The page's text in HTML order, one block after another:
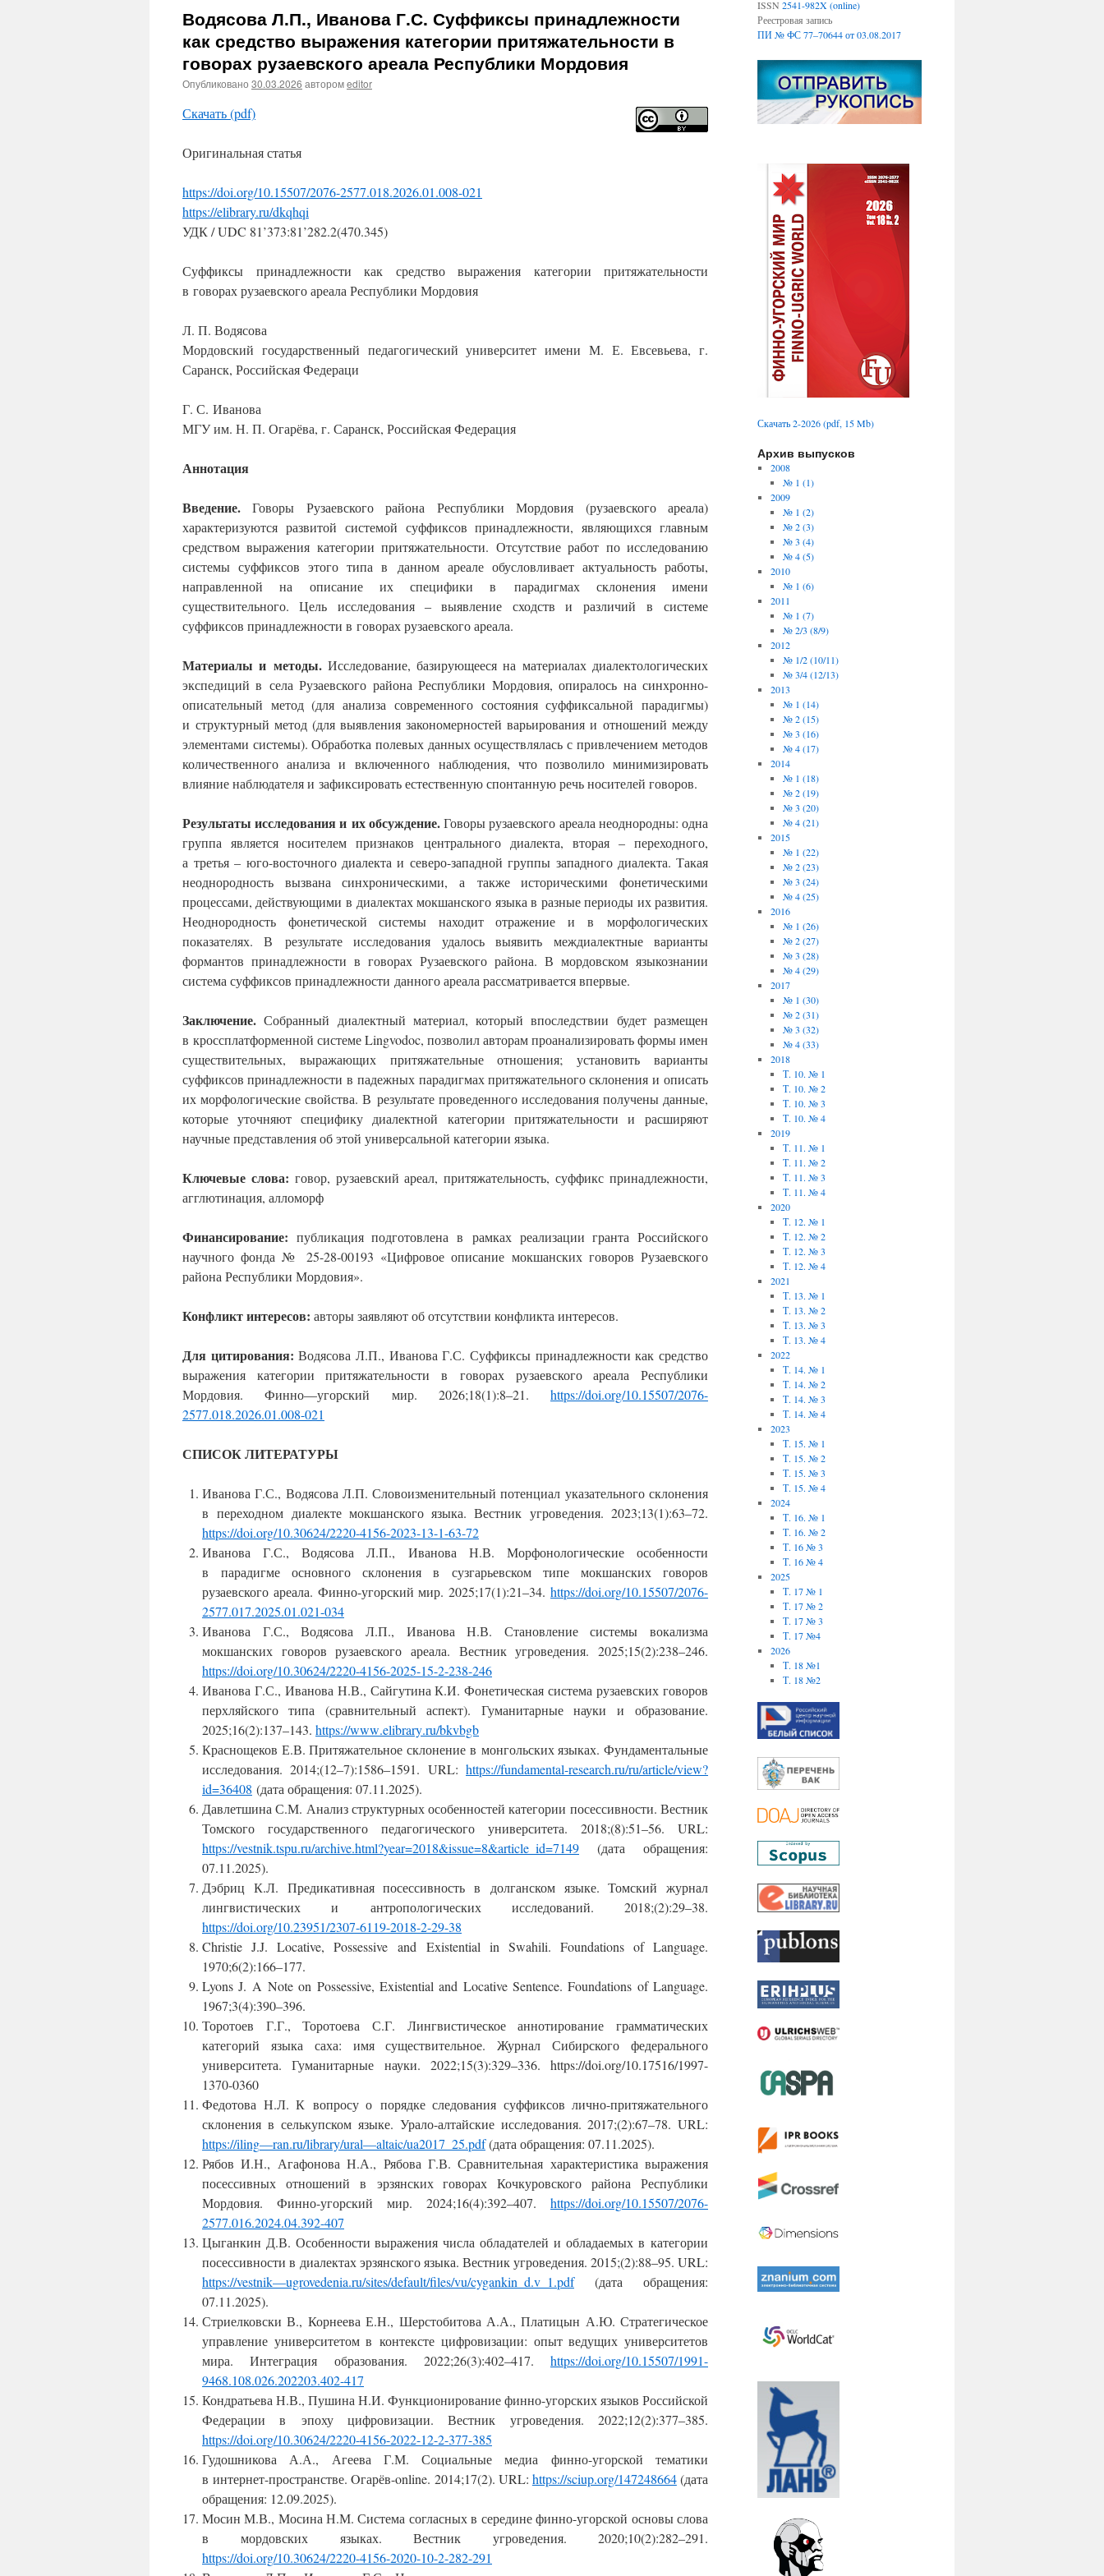
Водясова Л.П., Иванова Г.С. Суффиксы принадлежности
как средство выражения категории притяжательности в
говорах рузаевского ареала Республики Мордовия
Опубликовано 30.03.2026 авторомeditor
Скачать (pdf)
Оригинальная статья
https://doi.org/10.15507/2076-2577.018.2026.01.008-021
https://elibrary.ru/dkqhqi
УДК / UDC 81’373:81’282.2(470.345)
Суффиксы принадлежности как средство выражения категории притяжательности
в говорах рузаевского ареала Республики Мордовия
Л. П. Водясова
Мордовский государственный педагогический университет имени М. Е. Евсевьева, г.
Саранск, Российская Федераци
Г. С. Иванова
МГУ им. Н. П. Огарёва, г. Саранск, Российская Федерация
Аннотация
Введение. Говоры Рузаевского района Республики Мордовия (рузаевского ареала)
характеризуются развитой системой суффиксов принадлежности, являющихся главным
средством выражения категории притяжательности. Отсутствие работ по исследованию
системы суффиксов этого типа в данном ареале обусловливает актуальность работы,
направленной на описание их специфики в парадигмах склонения имени
существительного. Цель исследования ‒ выявление сходств и различий в системе
суффиксов принадлежности в говорах рузаевского ареала.
Материалы и методы. Исследование, базирующееся на материалах диалектологических
экспедиций в села Рузаевского района Республики Мордовия, опиралось на синхронно-
описательный метод (для анализа современного состояния суффиксальной парадигмы)
и структурный метод (для выявления закономерностей варьирования и отношений между
элементами системы). Обработка полевых данных осуществлялась с привлечением методов
количественного анализа и включенного наблюдения, что позволило минимизировать
влияние наблюдателя и зафиксировать естественную спонтанную речь носителей говоров.
Результаты исследования и их обсуждение.Говоры рузаевского ареала неоднородны: одна
группа является носителем признаков центрального диалекта, вторая – переходного,
а третья – юго-восточного диалекта и северо-западной группы западного диалекта. Такая
неоднородность вызвана синхроническими, а также историческими фонетическими
процессами, действующими в диалектах мокшанского языка в разные периоды их развития.
Неоднородность фонетической системы находит отражение и в морфологических
показателях. В результате исследования удалось выявить междиалектные варианты
формантов принадлежности в говорах Рузаевского района. В мордовском языкознании
система суффиксов принадлежности данного ареала рассматривается впервые.
Заключение. Собранный диалектный материал, который впоследствии будет размещен
в кроссплатформенной системе Lingvodoc, позволил авторам проанализировать формы имен
существительных, выражающих притяжательные отношения; установить варианты
суффиксов принадлежности в падежных парадигмах притяжательного склонения и описать
их морфологические свойства. В результате проведенного исследования получены данные,
которые уточняют специфику диалектной категории притяжательности и расширяют
научные представления об этой универсальной категории языка.
Ключевые слова: говор, рузаевский ареал, притяжательность, суффикс принадлежности,
агглютинация, алломорф
Финансирование: публикация подготовлена в рамках реализации гранта Российского
научного фонда № 25-28-00193 «Цифровое описание мокшанских говоров Рузаевского
района Республики Мордовия».
Конфликт интересов: авторы заявляют об отсутствии конфликта интересов.
Для цитирования: Водясова Л.П., Иванова Г.С. Суффиксы принадлежности как средство
выражения категории притяжательности в говорах рузаевского ареала
Республики
Мордовия.Финно—угорский мир. 2026;18(1):8‒21. https://doi.org/10.15507/2076-
2577.018.2026.01.008-021
СПИСОК ЛИТЕРАТУРЫ
Иванова Г.С., Водясова Л.П. Словоизменительный потенциал указательного склонения
в переходном диалекте мокшанского языка.Вестник угроведения. 2023;13(1):63‒72.
https://doi.org/10.30624/2220-4156-2023-13-1-63-72
Иванова Г.С., Водясова Л.П., Иванова Н.В. Морфонологические особенности
в парадигме основного склонения в сузгарьевском типе мокшанских говоров
рузаевского ареала. Финно-угорский мир. 2025;17(1):21‒34.https://doi.org/10.15507/2076-
2577.017.2025.01.021-034
Иванова Г.С., Водясова Л.П., Иванова Н.В. Становление системы вокализма
мокшанских говоров рузаевского ареала. Вестник угроведения. 2025;15(2):238–246.
https://doi.org/10.30624/2220-4156-2025-15-2-238-246
Иванова Г.С., Иванова Н.В., Сайгутина К.И. Фонетическая система рузаевских говоров
перхляйского типа (сравнительный аспект). Гуманитарные науки и образование.
2025;16(2):137–143. https://www.elibrary.ru/bkvbgb
Краснощеков Е.В. Притяжательное склонение в монгольских языках. Фундаментальные
исследования. 2014;(12‒7):1586‒1591. URL:https://fundamental-research.ru/ru/article/view?
id=36408 (дата обращения: 07.11.2025).
Давлетшина С.М. Анализ структурных особенностей категории посессивности.Вестник
Томского государственного педагогического университета. 2018;(8):51–56. URL:
https://vestnik.tspu.ru/archive.html?year=2018&issue=8&article id=7149 (дата обращения:
07.11.2025).
Дэбриц К.Л. Предикативная посессивность в долганском языке. Томский журнал
лингвистических и антропологических исследований. 2018;(2):29‒38.
https://doi.org/10.23951/2307-6119-2018-2-29-38
Christie J.J. Locative, Possessive and Existential in Swahili. Foundations of Language.
1970;6(2):166‒177.
Lyons J. A Note on Possessive, Existential and Locative Sentence.Foundations of Language.
1967;3(4):390‒396.
Торотоев Г.Г., Торотоева С.Г. Лингвистическое аннотирование грамматических
категорий языка саха: имя существительное.Журнал Сибирского федерального
университета. Гуманитарные науки. 2022;15(3):329–336. https://doi.org/10.17516/1997-
1370-0360
Федотова Н.Л. К вопросу о порядке следования суффиксов лично-притяжательного
склонения в селькупском языке. Урало-алтайские исследования. 2017;(2):67–78. URL:
https://iling—ran.ru/library/ural—altaic/ua2017_25.pdf(дата обращения: 07.11.2025).
Рябов И.Н., Агафонова Н.А., Рябова Г.В. Сравнительная характеристика выражения
посессивных отношений в эрзянских говорах Кочкуровского района Республики
Мордовия. Финно-угорский мир. 2024;16(4):392–407. https://doi.org/10.15507/2076-
2577.016.2024.04.392-407
Цыганкин Д.В. Особенности выражения числа обладателей и обладаемых в категории
посессивности в диалектах эрзянского языка. Вестник угроведения. 2015;(2):88‒95. URL:
https://vestnik—ugrovedenia.ru/sites/default/files/vu/cygankin d.v _1.pdf(дата обращения:
07.11.2025).
Стриелковски В., Корнеева Е.Н., Шерстобитова А.А., Платицын А.Ю. Стратегическое
управление университетом в контексте цифровизации: опыт ведущих университетов
мира.Интеграция образования. 2022;26(3):402–417. https://doi.org/10.15507/1991-
9468.108.026.202203.402-417
Кондратьева Н.В., Пушина Н.И. Функционирование финно-угорских языков Российской
Федерации в эпоху цифровизации.Вестник угроведения. 2022;12(2):377‒385.
https://doi.org/10.30624/2220-4156-2022-12-2-377-385
Гудошникова А.А., Агеева Г.М. Социальные медиа финно-угорской тематики
в интернет-пространстве.Oгарёв-online. 2014;17(2). URL: https://sciup.org/147248664(дата
обращения: 12.09.2025).
Мосин М.В., Мосина Н.М. Система согласных в середине финно-угорской основы слова
в мордовских языках.Вестник угроведения. 2020;10(2):282‒291.
https://doi.org/10.30624/2220-4156-2020-10-2-282-291
ISSN 2541-982X (online)
Реестровая запись
ПИ № ФС 77–70644 от 03.08.2017
Скачать 2-2026 (pdf, 15 Mb)
Архив выпусков
2008
№ 1 (1)
2009
№ 1 (2)
№ 2 (3)
№ 3 (4)
№ 4 (5)
2010
№ 1 (6)
2011
№ 1 (7)
№ 2/3 (8/9)
2012
№ 1/2 (10/11)
№ 3/4 (12/13)
2013
№ 1 (14)
№ 2 (15)
№ 3 (16)
№ 4 (17)
2014
№ 1 (18)
№ 2 (19)
№ 3 (20)
№ 4 (21)
2015
№ 1 (22)
№ 2 (23)
№ 3 (24)
№ 4 (25)
2016
№ 1 (26)
№ 2 (27)
№ 3 (28)
№ 4 (29)
2017
№ 1 (30)
№ 2 (31)
№ 3 (32)
№ 4 (33)
2018
Т. 10. № 1
Т. 10. № 2
Т. 10. № 3
Т. 10. № 4
2019
Т. 11. № 1
Т. 11. № 2
Т. 11. № 3
Т. 11. № 4
2020
Т. 12. № 1
Т. 12. № 2
Т. 12. № 3
Т. 12. № 4
2021
Т. 13. № 1
Т. 13. № 2
Т. 13. № 3
Т. 13. № 4
2022
Т. 14. № 1
Т. 14. № 2
Т. 14. № 3
Т. 14. № 4
2023
Т. 15. № 1
Т. 15. № 2
Т. 15. № 3
Т. 15. № 4
2024
Т. 16. № 1
Т. 16. № 2
Т. 16 № 3
Т. 16 № 4
2025
Т. 17 № 1
Т. 17 № 2
Т. 17 № 3
Т. 17 №4
2026
Т. 18 №1
Т. 18 №2